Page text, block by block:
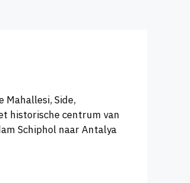
Mahallesi, Side,
historische centrum van
Schiphol naar Antalya